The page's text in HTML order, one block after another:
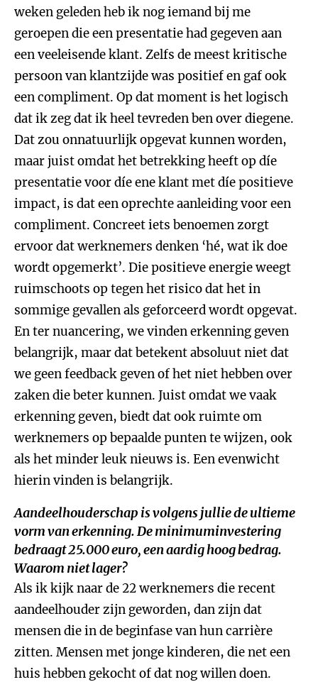
weken geleden heb ik nog iemand bij me
geroepen die een presentatie had gegeven aan
een veeleisende klant. Zelfs de meest kritische
persoon van klantzijde was positief en gaf ook
een compliment. Op dat moment is het logisch
dat ik zeg dat ik heel tevreden ben over diegene.
Dat zou onnatuurlijk opgevat kunnen worden,
maar juist omdat het betrekking heeft op díe
presentatie voor díe ene klant met díe positieve
impact, is dat een oprechte aanleiding voor een
compliment. Concreet iets benoemen zorgt
ervoor dat werknemers denken ‘hé, wat ik doe
wordt opgemerkt’. Die positieve energie weegt
ruimschoots op tegen het risico dat het in
sommige gevallen als geforceerd wordt opgevat.
En ter nuancering, we vinden erkenning geven
belangrijk, maar dat betekent absoluut niet dat
we geen feedback geven of het niet hebben over
zaken die beter kunnen. Juist omdat we vaak
erkenning geven, biedt dat ook ruimte om
werknemers op bepaalde punten te wijzen, ook
als het minder leuk nieuws is. Een evenwicht
hierin vinden is belangrijk.
Aandeelhouderschap is volgens jullie de ultieme
vorm van erkenning. De minimuminvestering
bedraagt 25.000 euro, een aardig hoog bedrag.
Waarom niet lager?
Als ik kijk naar de 22 werknemers die recent
aandeelhouder zijn geworden, dan zijn dat
mensen die in de beginfase van hun carrière
zitten. Mensen met jonge kinderen, die net een
huis hebben gekocht of dat nog willen doen.